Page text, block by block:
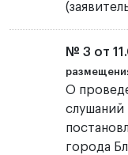
№ 3 от
О
слушаний
города